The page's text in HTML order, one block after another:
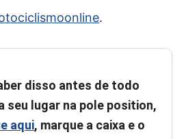
.
disso antes de todo
seu lugar na pole position,
aqui, marque a caixa e o